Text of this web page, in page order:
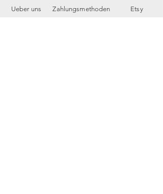
Ueber uns Zahlungsmethoden Etsy